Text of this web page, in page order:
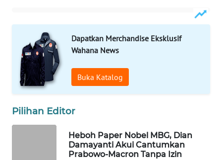
Dapatkan Merchandise Eksklusif
Wahana News
Buka Katalog
Pilihan Editor
Heboh Paper Nobel MBG, Dian
Damayanti Akui Cantumkan
Prabowo-Macron Tanpa Izin
LISTRIK
WAHANA
TRAVEL
TV